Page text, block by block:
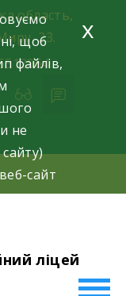
область,
23.
ліцей
щоб
файлів,
не
сайт
x